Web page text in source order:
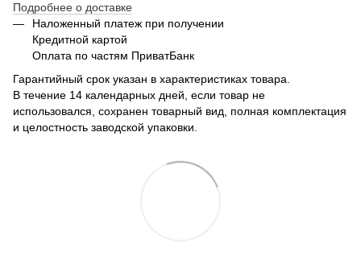
Подробнее о доставке
Наложенный платеж при получении
Кредитной картой
Оплата по частям ПриватБанк
Гарантийный срок указан в характеристиках товара.
В течение 14 календарных дней, если товар не
использовался, сохранен товарный вид, полная комплектация
и целостность заводской упаковки.